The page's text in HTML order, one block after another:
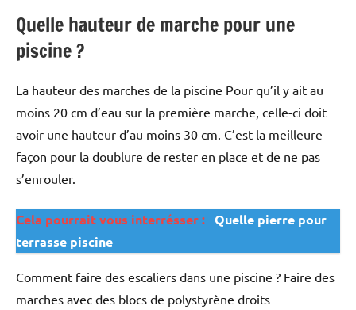
Quelle hauteur de marche pour une
piscine ?
La hauteur des marches de la piscine Pour qu’il y ait au
moins 20 cm d’eau sur la première marche, celle-ci doit
avoir une hauteur d’au moins 30 cm. C’est la meilleure
façon pour la doublure de rester en place et de ne pas
s’enrouler.
Cela pourrait vous interrésser : Quelle pierre pour
terrasse piscine
Comment faire des escaliers dans une piscine ? Faire des
marches avec des blocs de polystyrène droits